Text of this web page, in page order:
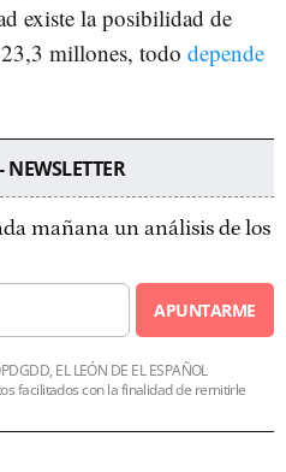
existe la posibilidad de
millones, todo depende
mañana un análisis de los
APUNTARME
EL LEÓN DE EL ESPAÑOL
facilitados con la finalidad de remitirle